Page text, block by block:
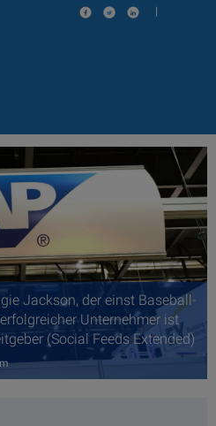
|
Jackson, der einst Baseball-
Unternehmer ist
(Social Feeds Extended)